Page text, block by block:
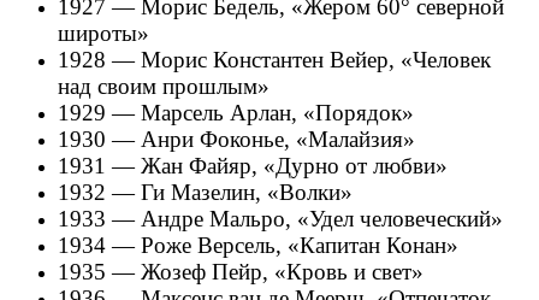
1927 — Морис Бедель, «Жером 60° северной
широты»
1928 — Морис Константен Вейер, «Человек
над своим прошлым»
1929 — Марсель Арлан, «Порядок»
1930 — Анри Фоконье, «Малайзия»
1931 — Жан Файяр, «Дурно от любви»
1932 — Ги Мазелин, «Волки»
1933 — Андре Мальро, «Удел человеческий»
1934 — Роже Версель, «Капитан Конан»
1935 — Жозеф Пейр, «Кровь и свет»